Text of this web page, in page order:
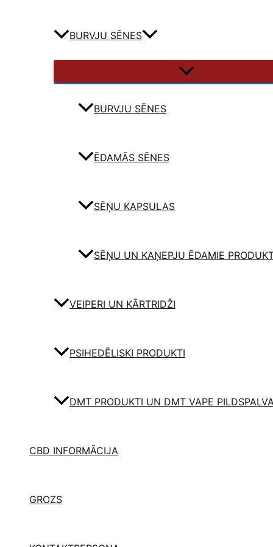
BURVJU SĒNES
BURVJU SĒNES
ĒDAMĀS SĒNES
SĒŅU KAPSULAS
SĒŅU UN KAŅEPJU ĒDAMIE
VEIPERI UN KĀRTRIDŽI
PSIHEDĒLISKI PRODUKTI
DMT PRODUKTI UN DMT VAPE
CBD INFORMĀCIJA
GROZS